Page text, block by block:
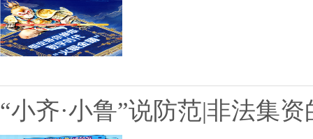
“小齐·小鲁”说防范|非法集